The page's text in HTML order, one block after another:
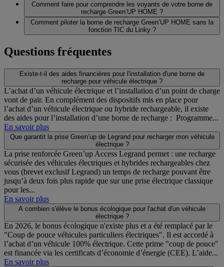
Comment faire pour comprendre les voyants de votre borne de
recharge Green’UP HOME ?
Comment piloter la borne de recharge Green’UP HOME sans la
fonction TIC du Linky ?
Questions fréquentes
Existe-t-il des aides financières pour l'installation d'une borne de
recharge pour véhicule électrique ?
L’achat d’un véhicule électrique et l’installation d’un point de charge
vont de pair. En complément des dispositifs mis en place pour
l’achat d’un véhicule électrique ou hybride rechargeable, il existe
des aides pour l’installation d’une borne de recharge : Programme...
En savoir plus
Que garantit la prise Green’up de Legrand pour recharger mon véhicule
électrique ?
La prise renforcée Green’up Access Legrand permet : une recharge
sécurisée des véhicules électriques et hybrides rechargeables chez
vous (brevet exclusif Legrand) un temps de recharge pouvant être
jusqu’à deux fois plus rapide que sur une prise électrique classique
pour les...
En savoir plus
A combien s'élève le bonus écologique pour l'achat d'un véhicule
électrique ?
En 2026, le bonus écologique n'existe plus et a été remplacé par le
"Coup de pouce véhicules particuliers électriques". Il est accordé à
l’achat d’un véhicule 100% électrique. Cette prime "coup de pouce"
est financée via les certificats d’économie d’énergie (CEE). L’aide...
En savoir plus